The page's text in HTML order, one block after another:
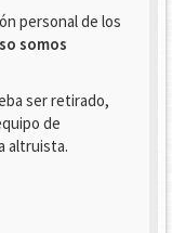
personal de los
somos
ser retirado,
de
altruista.